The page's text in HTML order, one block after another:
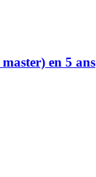
en 5 ans